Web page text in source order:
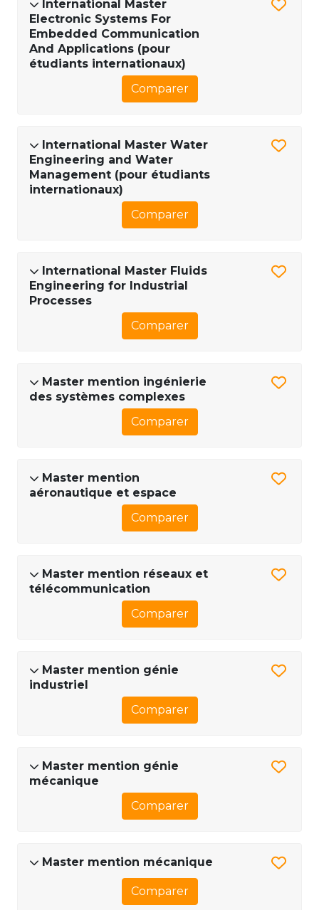
International Master
Electronic Systems For
Embedded Communication
And Applications (pour
étudiants internationaux)
Comparer
International Master Water
Engineering and Water
Management (pour étudiants
internationaux)
Comparer
International Master Fluids
Engineering for Industrial
Processes
Comparer
Master mention ingénierie
des systèmes complexes
Comparer
Master mention
aéronautique et espace
Comparer
Master mention réseaux et
télécommunication
Comparer
Master mention génie
industriel
Comparer
Master mention génie
mécanique
Comparer
Master mention mécanique
Comparer